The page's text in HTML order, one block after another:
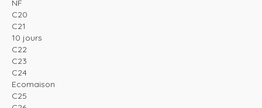
NF
C20
C21
10 jours
C22
C23
C24
Ecomaison
C25